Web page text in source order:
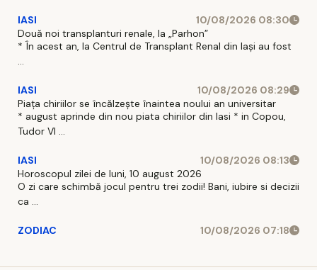
IASI
10/08/2026 08:30
Două noi transplanturi renale, la „Parhon”
* În acest an, la Centrul de Transplant Renal din Iaşi au fost
...
IASI
10/08/2026 08:29
Piața chiriilor se încălzește înaintea noului an universitar
* august aprinde din nou piata chiriilor din Iasi * in Copou,
Tudor Vl ...
IASI
10/08/2026 08:13
Horoscopul zilei de luni, 10 august 2026
O zi care schimbă jocul pentru trei zodii! Bani, iubire si decizii
ca ...
ZODIAC 10/08/2026 07:18